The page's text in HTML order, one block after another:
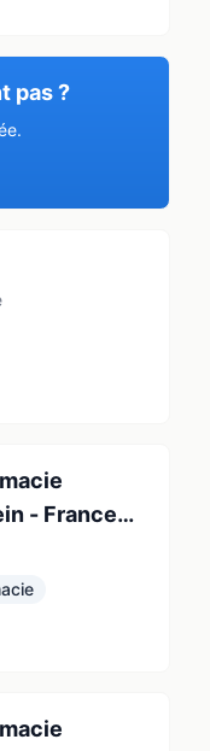
pas ?
- France